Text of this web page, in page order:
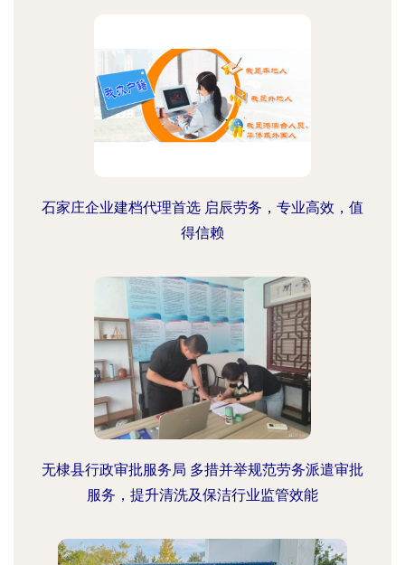
石家庄企业建档代理首选 启辰劳务，专业高效，值
得信赖
无棣县行政审批服务局 多措并举规范劳务派遣审批
服务，提升清洗及保洁行业监管效能